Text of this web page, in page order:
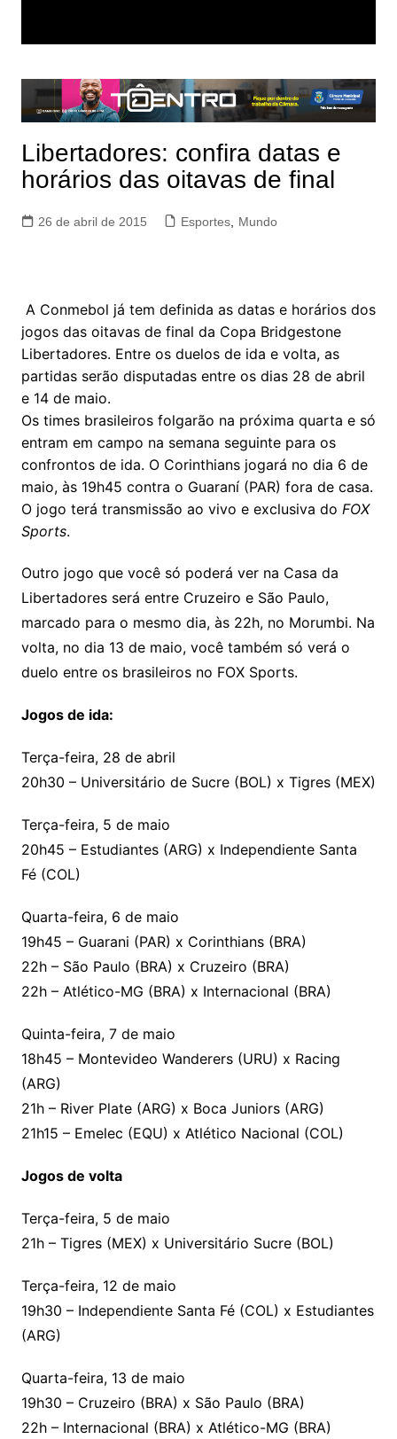
Libertadores: confira datas e
horários das oitavas de final
26 de abril de 2015 Esportes, Mundo
A Conmebol já tem definida as datas e horários dos
jogos das oitavas de final da Copa Bridgestone
Libertadores. Entre os duelos de ida e volta, as
partidas serão disputadas entre os dias 28 de abril
e 14 de maio.
Os times brasileiros folgarão na próxima quarta e só
entram em campo na semana seguinte para os
confrontos de ida. O Corinthians jogará no dia 6 de
maio, às 19h45 contra o Guaraní (PAR) fora de casa.
O jogo terá transmissão ao vivo e exclusiva do FOX
Sports.
Outro jogo que você só poderá ver na Casa da
Libertadores será entre Cruzeiro e São Paulo,
marcado para o mesmo dia, às 22h, no Morumbi. Na
volta, no dia 13 de maio, você também só verá o
duelo entre os brasileiros no FOX Sports.
Jogos de ida:
Terça-feira, 28 de abril
20h30 – Universitário de Sucre (BOL) x Tigres (MEX)
Terça-feira, 5 de maio
20h45 – Estudiantes (ARG) x Independiente Santa
Fé (COL)
Quarta-feira, 6 de maio
19h45 – Guarani (PAR) x Corinthians (BRA)
22h – São Paulo (BRA) x Cruzeiro (BRA)
22h – Atlético-MG (BRA) x Internacional (BRA)
Quinta-feira, 7 de maio
18h45 – Montevideo Wanderers (URU) x Racing
(ARG)
21h – River Plate (ARG) x Boca Juniors (ARG)
21h15 – Emelec (EQU) x Atlético Nacional (COL)
Jogos de volta
Terça-feira, 5 de maio
21h – Tigres (MEX) x Universitário Sucre (BOL)
Terça-feira, 12 de maio
19h30 – Independiente Santa Fé (COL) x Estudiantes
(ARG)
Quarta-feira, 13 de maio
19h30 – Cruzeiro (BRA) x São Paulo (BRA)
22h – Internacional (BRA) x Atlético-MG (BRA)